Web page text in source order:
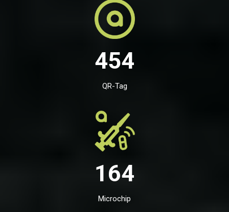
454
QR-Tag
164
Microchip